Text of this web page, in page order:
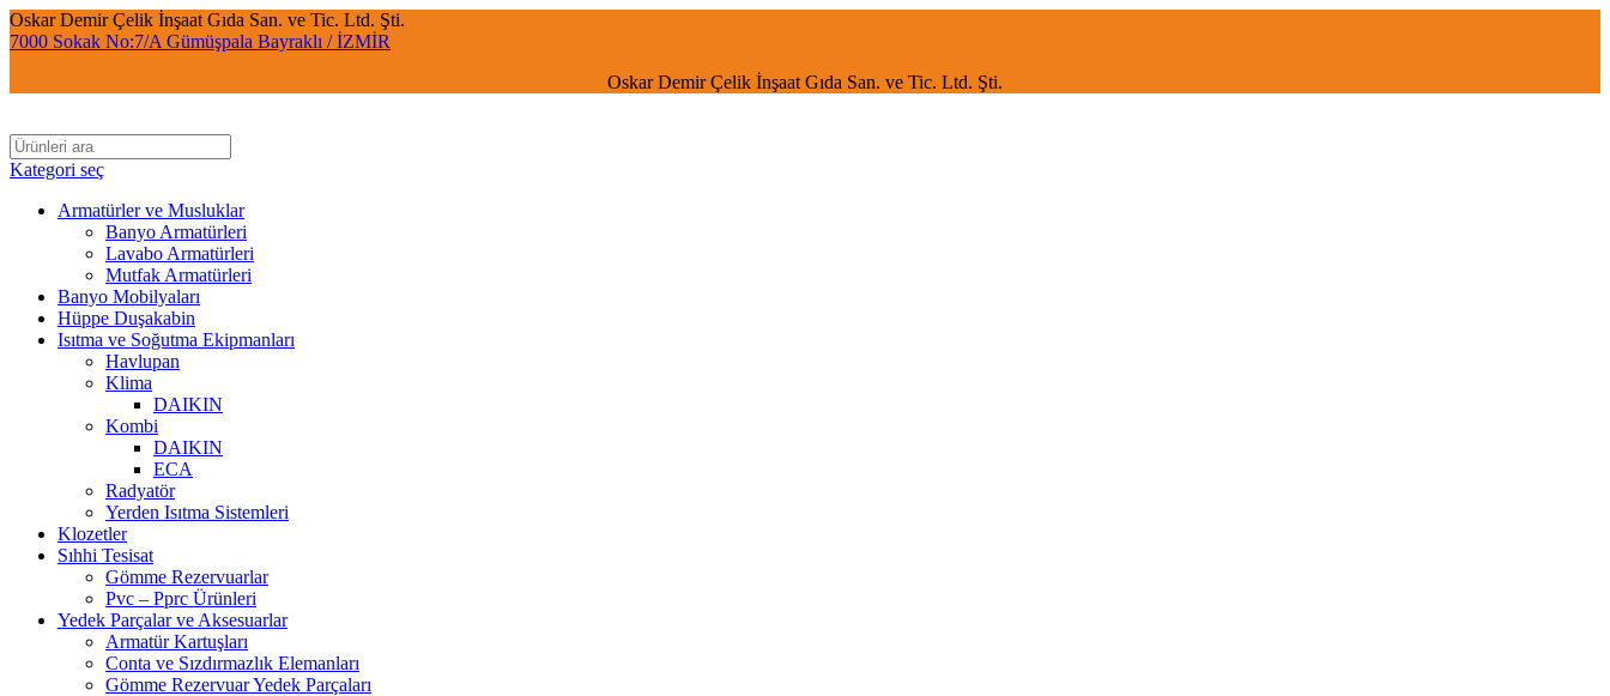
Oskar Demir Çelik İnşaat Gıda San. ve Tic. Ltd. Şti.
7000 Sokak No:7/A Gümüşpala Bayraklı / İZMİR
Oskar Demir Çelik İnşaat Gıda San. ve Tic. Ltd. Şti.
Kategori seç
Armatürler ve Musluklar
Banyo Armatürleri
Lavabo Armatürleri
Mutfak Armatürleri
Banyo Mobilyaları
Hüppe Duşakabin
Isıtma ve Soğutma Ekipmanları
Havlupan
Klima
DAIKIN
Kombi
DAIKIN
ECA
Radyatör
Yerden Isıtma Sistemleri
Klozetler
Sıhhi Tesisat
Gömme Rezervuarlar
Pvc – Pprc Ürünleri
Yedek Parçalar ve Aksesuarlar
Armatür Kartuşları
Conta ve Sızdırmazlık Elemanları
Gömme Rezervuar Yedek Parçaları